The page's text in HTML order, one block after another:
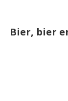
Bier, bier